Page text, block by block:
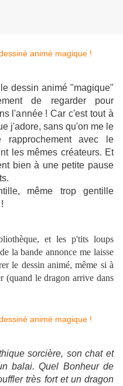
dessin animé "magique"
de regarder pour
l'année ! Car c'est tout à
j'adore, sans qu'on me le
avec le
les mêmes créateurs. Et
bien à une petite pause
même trop gentille
et les p'tits loups
la bande annonce me laisse
le dessin animé, même si à
(quand le dragon arrive dans
sorcière, son chat et
balai. Quel Bonheur de
très fort et un dragon